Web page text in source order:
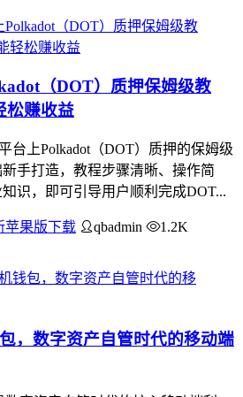
（DOT）质押保姆级教
松赚收益
台上Polkadot（DOT）质押的保姆级
手打造，教程步骤清晰、操作简
识，即可引导用户顺利完成DOT...
苹果版下载 qbadmin
1.2K
，数字资产自管时代的移动端